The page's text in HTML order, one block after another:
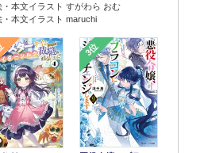
・本文イラスト すがわら おむ
・本文イラスト maruchi
3位